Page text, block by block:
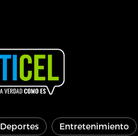
Deportes Entretenimiento